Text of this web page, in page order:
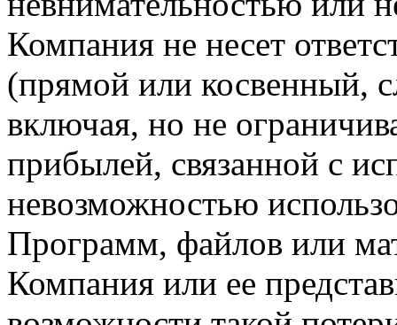
Компания не несет
(прямой или косвенный,
включая, но не
прибылей, связанной с
невозможностью
Программ, файлов или
Компания или ее